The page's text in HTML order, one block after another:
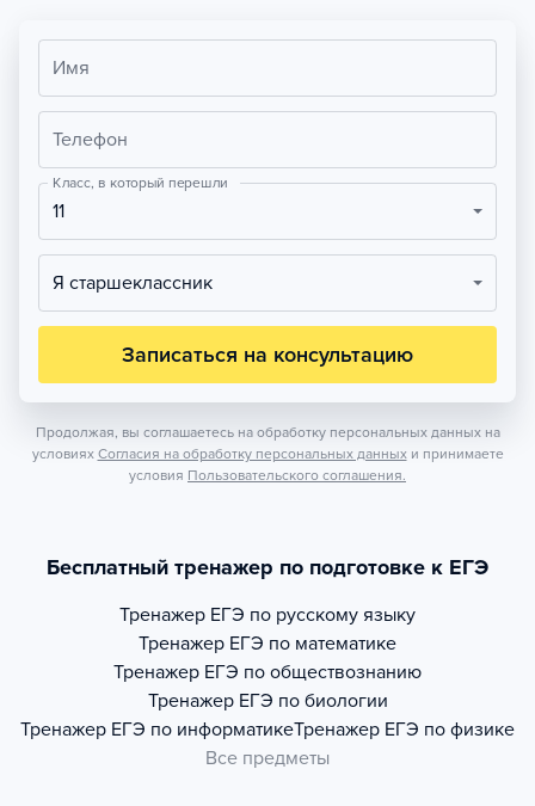
Имя
Телефон
Класс, в который перешли
11
Я старшеклассник
Записаться на консультацию
Продолжая, вы соглашаетесь на обработку персональных данных на
условиях Согласия на обработку персональных данных и принимаете
условия Пользовательского соглашения.
Бесплатный тренажер по подготовке к ЕГЭ
Тренажер ЕГЭ по русскому языку
Тренажер ЕГЭ по математике
Тренажер ЕГЭ по обществознанию
Тренажер ЕГЭ по биологии
Тренажер ЕГЭ по информатикеТренажер ЕГЭ по физике
Все предметы